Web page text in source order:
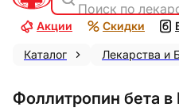
Поиск по
Акции Скидки
Каталог Лекарства и
Фоллитропин бета в